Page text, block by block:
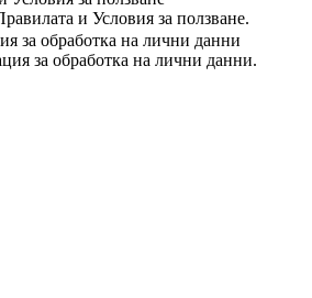
и Условия за ползване.
за обработка на лични данни
за обработка на лични данни.